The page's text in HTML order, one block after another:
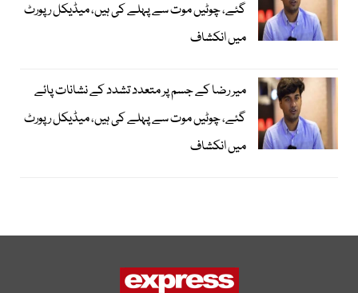
گئے، چوٹیں موت سے پہلے کی ہیں، میڈیکل رپورٹ
میں انکشاف
میر رضا کے جسم پر متعدد تشدد کے نشانات پائے
گئے، چوٹیں موت سے پہلے کی ہیں، میڈیکل رپورٹ
میں انکشاف